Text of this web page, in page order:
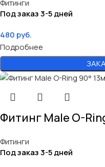
Фитинги
Под заказ 3-5 дней
480 руб.
Подробнее
Фитинг Male O-
Фитинги
Под заказ 3-5 дней